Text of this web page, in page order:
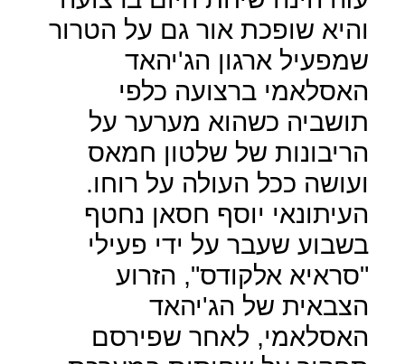
והיא שופכת אור גם על הטרור
שמפעיל ארגון הג'יהאד
האסלאמי ברצועה כלפי
תושביה כשהוא מערער על
הריבונות של שלטון חמאס
ועושה ככל העולה על רוחו.
העיתונאי יוסף חסאן נחטף
בשבוע שעבר על ידי פעילי
"סראיא אלקודס", הזרוע
הצבאית של הג'יהאד
האסלאמי, לאחר שפירסם